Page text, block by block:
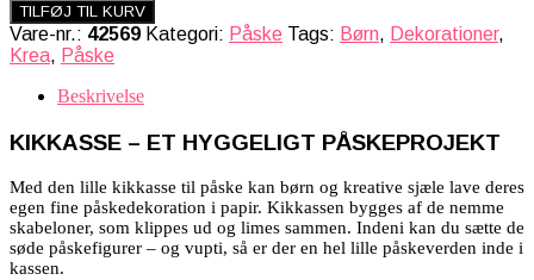
TILFØJ TIL KURV
Vare-nr.: 42569 Kategori: Påske Tags: Børn, Dekorationer,
Krea, Påske
Beskrivelse
KIKKASSE – ET HYGGELIGT PÅSKEPROJEKT
Med den lille kikkasse til påske kan børn og kreative sjæle lave deres
egen fine påskedekoration i papir. Kikkassen bygges af de nemme
skabeloner, som klippes ud og limes sammen. Indeni kan du sætte de
søde påskefigurer – og vupti, så er der en hel lille påskeverden inde i
kassen.